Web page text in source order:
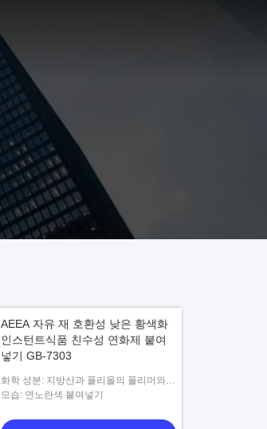
AEEA 자유 재 호환성 낮은 황색화
인스턴트식품 친수성 연화제 붙여
넣기 GB-7303
화학 성분: 지방산과 폴리올의 폴리머와
혼합
모습: 연노란색 붙여넣기